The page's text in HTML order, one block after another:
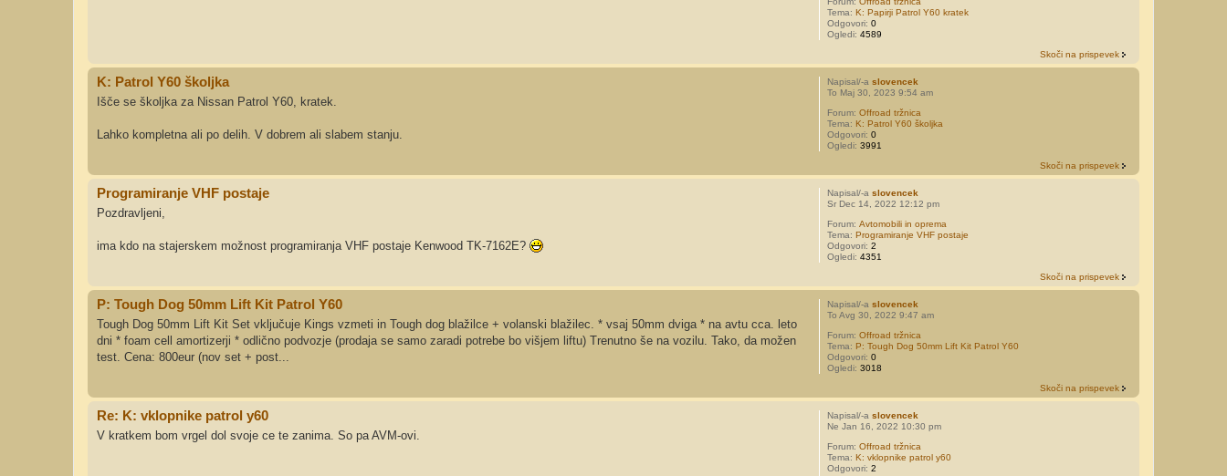
Tema:K: Papirji Patrol Y60 kratek
Odgovori:0
Ogledi:4589
Skoči na prispevek
Napisal/-aslovencek
To Maj 30, 2023 9:54 am
Forum:Offroad tržnica
Tema:K: Patrol Y60 školjka
Odgovori:0
Ogledi:3991
K: Patrol Y60 školjka
Išče se školjka za Nissan Patrol Y60, kratek.
Lahko kompletna ali po delih. V dobrem ali slabem stanju.
Skoči na prispevek
Napisal/-aslovencek
Sr Dec 14, 2022 12:12 pm
Forum:Avtomobili in oprema
Tema:Programiranje VHF postaje
Odgovori:2
Ogledi:4351
Programiranje VHF postaje
Pozdravljeni,
ima kdo na stajerskem možnost programiranja VHF postaje Kenwood TK-7162E?
Skoči na prispevek
Napisal/-aslovencek
To Avg 30, 2022 9:47 am
Forum:Offroad tržnica
Tema:P: Tough Dog 50mm Lift Kit Patrol Y60
Odgovori:0
Ogledi:3018
P: Tough Dog 50mm Lift Kit Patrol Y60
Tough Dog 50mm Lift Kit Set vključuje Kings vzmeti in Tough dog blažilce + volanski blažilec. * vsaj 50mm dviga * na avtu cca. leto
dni * foam cell amortizerji * odlično podvozje (prodaja se samo zaradi potrebe bo višjem liftu) Trenutno še na vozilu. Tako, da možen
test. Cena: 800eur (nov set + post...
Skoči na prispevek
Napisal/-aslovencek
Ne Jan 16, 2022 10:30 pm
Forum:Offroad tržnica
Tema:K: vklopnike patrol y60
Odgovori:2
Re: K: vklopnike patrol y60
V kratkem bom vrgel dol svoje ce te zanima. So pa AVM-ovi.